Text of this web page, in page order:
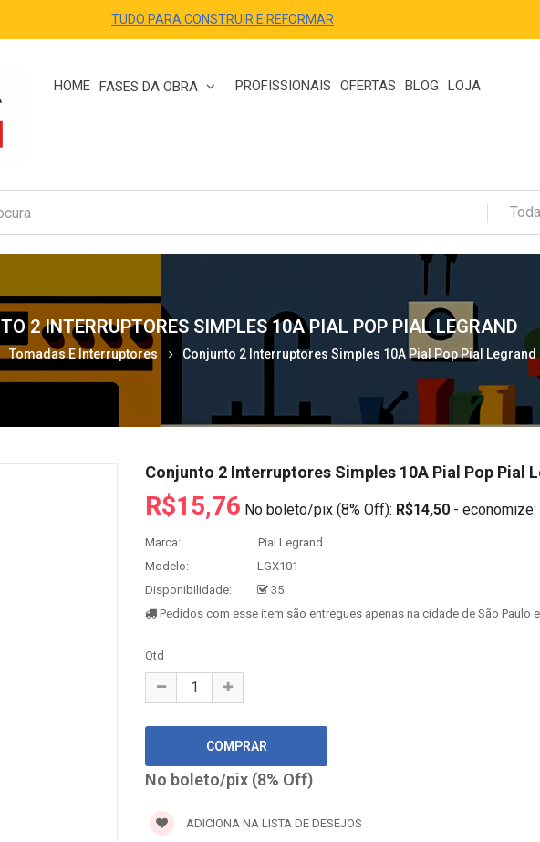
TUDO PARA CONSTRUIR E REFORMAR
HOME FASES DA OBRA PROFISSIONAIS OFERTAS BLOG LOJA
2 INTERRUPTORES SIMPLES 10A PIAL POP PIAL LEGRAND
Tomadas E Interruptores Conjunto 2 Interruptores Simples 10A Pial Pop Pial Legrand
Conjunto 2 Interruptores Simples 10A Pial Pop Pial
R$15,76 No boleto/pix (8% Off): R$14,50 - economize:
Marca:
Pial Legrand
Modelo:
LGX101
Disponibilidade:
35
Pedidos com esse item são entregues apenas na cidade de São Paulo
Qtd
No boleto/pix (8% Off)
ADICIONA NA LISTA DE DESEJOS